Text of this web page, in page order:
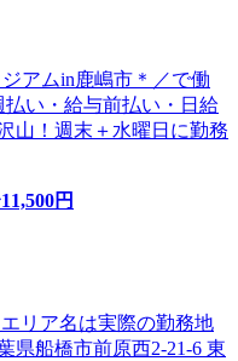
アムin鹿嶋市＊／で働
い・給与前払い・日給
山！週末＋水曜日に勤務
11,500円
リア名は実際の勤務地
県船橋市前原西2-21-6 東